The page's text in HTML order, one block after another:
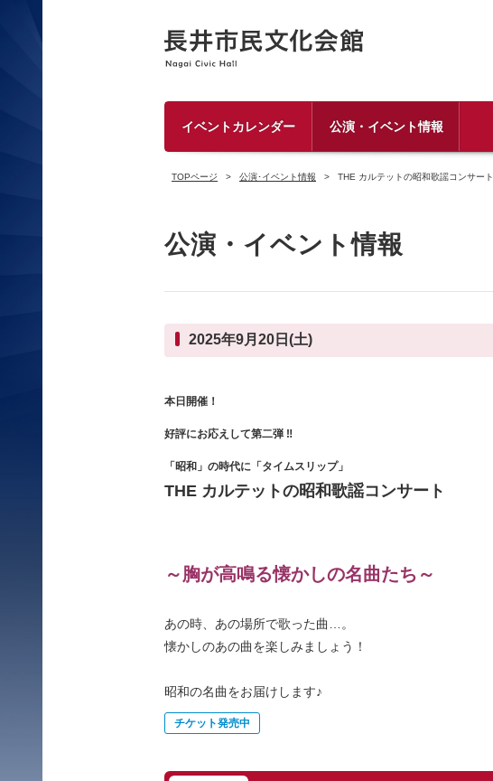
イベントカレンダー 公演・イベント情報
TOPページ 公演･イベント情報 THE カルテットの昭和歌謡コンサート
公演・イベント情報
2025年9月20日(土)
本日開催！
好評にお応えして第二弾 ‼
「昭和」の時代に「タイムスリップ」
THE カルテットの昭和歌謡コンサート
～胸が高鳴る懐かしの名曲たち～
あの時、あの場所で歌った曲…。
懐かしのあの曲を楽しみましょう！
昭和の名曲をお届けします♪
チケット発売中